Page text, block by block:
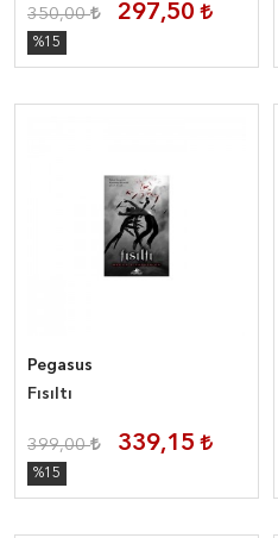
350,00 297,50
%15
Pegasus
Fısıltı
399,00 339,15
%15